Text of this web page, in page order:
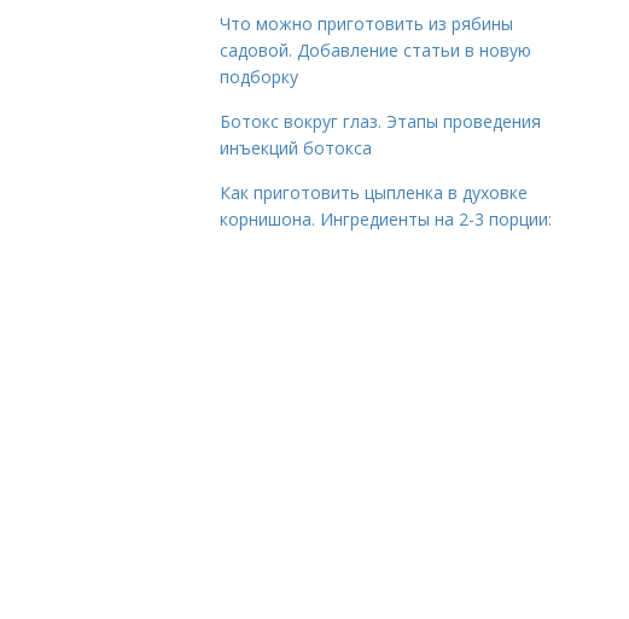
Что можно приготовить из рябины
садовой. Добавление статьи в новую
подборку
Ботокс вокруг глаз. Этапы проведения
инъекций ботокса
Как приготовить цыпленка в духовке
корнишона. Ингредиенты на 2-3 порции: